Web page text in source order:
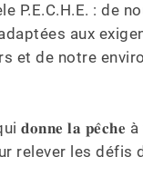
P.E.C.H.E. : de
aux
et de notre
𝐝𝐨𝐧𝐧𝐞 𝐥𝐚 𝐩𝐞̂𝐜𝐡𝐞 à
relever les défis